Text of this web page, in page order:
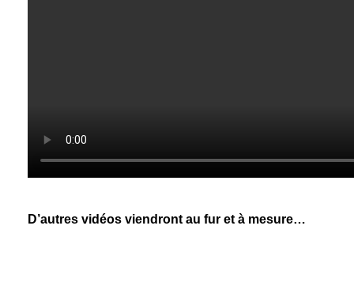
D’autres vidéos viendront au fur et à mesure…